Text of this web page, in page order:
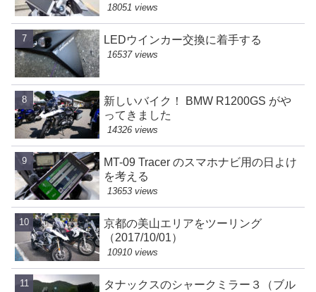
18051 views
LEDウインカー交換に着手する
16537 views
新しいバイク！ BMW R1200GS がや
ってきました
14326 views
MT-09 Tracer のスマホナビ用の日よけ
を考える
13653 views
京都の美山エリアをツーリング
（2017/10/01）
10910 views
タナックスのシャークミラー３（ブル